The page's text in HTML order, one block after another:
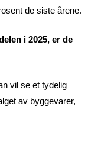
de siste årene.
i 2025, er de
vil se et tydelig
av byggevarer,